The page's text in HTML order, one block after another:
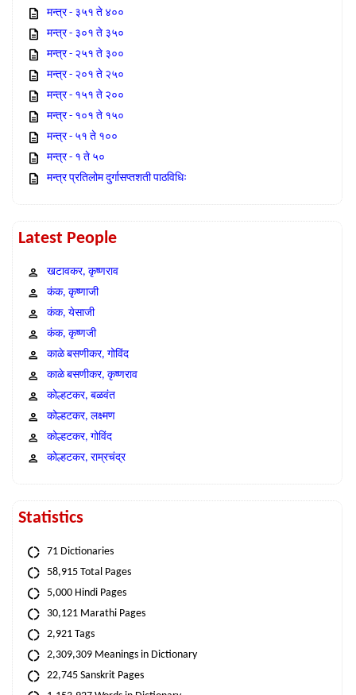
मन्त्र - ३५१ ते ४००
मन्त्र - ३०१ ते ३५०
मन्त्र - २५१ ते ३००
मन्त्र - २०१ ते २५०
मन्त्र - १५१ ते २००
मन्त्र - १०१ ते १५०
मन्त्र - ५१ ते १००
मन्त्र - १ ते ५०
मन्त्र प्रतिलोम दुर्गासप्तशती पाठविधिः
Latest People
खटावकर, कृष्णराव
कंक, कृष्णाजी
कंक, येसाजी
कंक, कृष्णजी
काळे बसणीकर, गोविंद
काळे बसणीकर, कृष्णराव
कोल्हटकर, बळवंत
कोल्हटकर, लक्ष्मण
कोल्हटकर, गोविंद
कोल्हटकर, राम्रचंद्र
Statistics
71 Dictionaries
58,915 Total Pages
5,000 Hindi Pages
30,121 Marathi Pages
2,921 Tags
2,309,309 Meanings in Dictionary
22,745 Sanskrit Pages